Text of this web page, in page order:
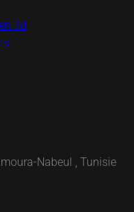
3d
Nabeul , Tunisie